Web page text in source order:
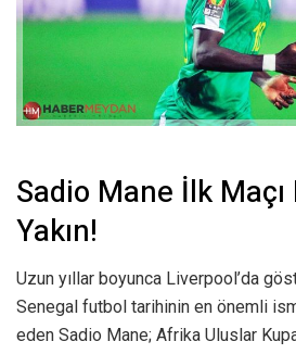
Sadio Mane İlk Maçı
Yakın!
Uzun yıllar boyunca Liverpool’da
Senegal futbol tarihinin en önemli
eden Sadio Mane; Afrika Uluslar